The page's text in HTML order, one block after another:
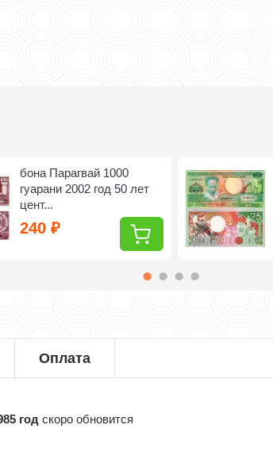
бона Парагвай 1000
гуарани 2002 год 50 лет
цент...
240₽
Оплата
год скоро обновится